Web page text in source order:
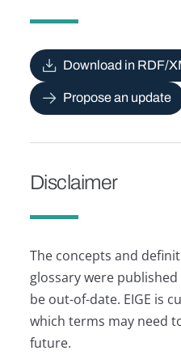
Download in RDF/
Propose an update
Disclaimer
The concepts and
glossary were
be out-of-date. EIGE is
which terms may need
future.